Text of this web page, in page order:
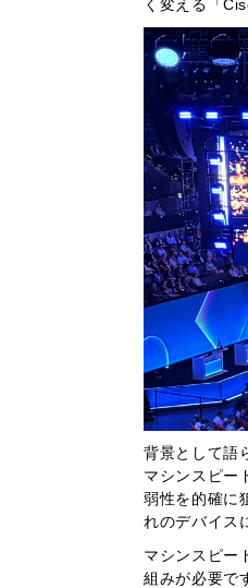
く変える「
背景として語
マシンスピー
弱性を的確に
れのデバイス
マシンスピー
組みが必要で